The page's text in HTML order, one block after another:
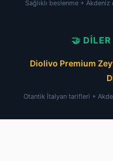
Sağlıklı beslenme +
🤝
Diolivo Premium
Otantik İtalyan tarifleri +